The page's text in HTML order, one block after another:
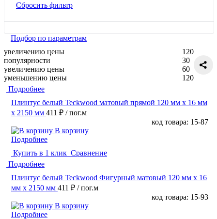
Сбросить фильтр
Подбор по параметрам
увеличению цены
популярности
увеличению цены
уменьшению цены
120
30
60
120
Подробнее
Плинтус белый Teckwood матовый прямой 120 мм х 16 мм
х 2150 мм 411 ₽ / пог.м
код товара: 15-87
В корзину
Подробнее
Купить в 1 клик Сравнение
Подробнее
Плинтус белый Teckwood Фигурный матовый 120 мм х 16
мм х 2150 мм 411 ₽ / пог.м
код товара: 15-93
В корзину
Подробнее